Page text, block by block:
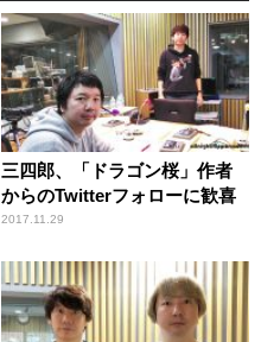
三四郎、「ドラゴン桜」作者
からのTwitterフォローに歓喜
2017.11.29